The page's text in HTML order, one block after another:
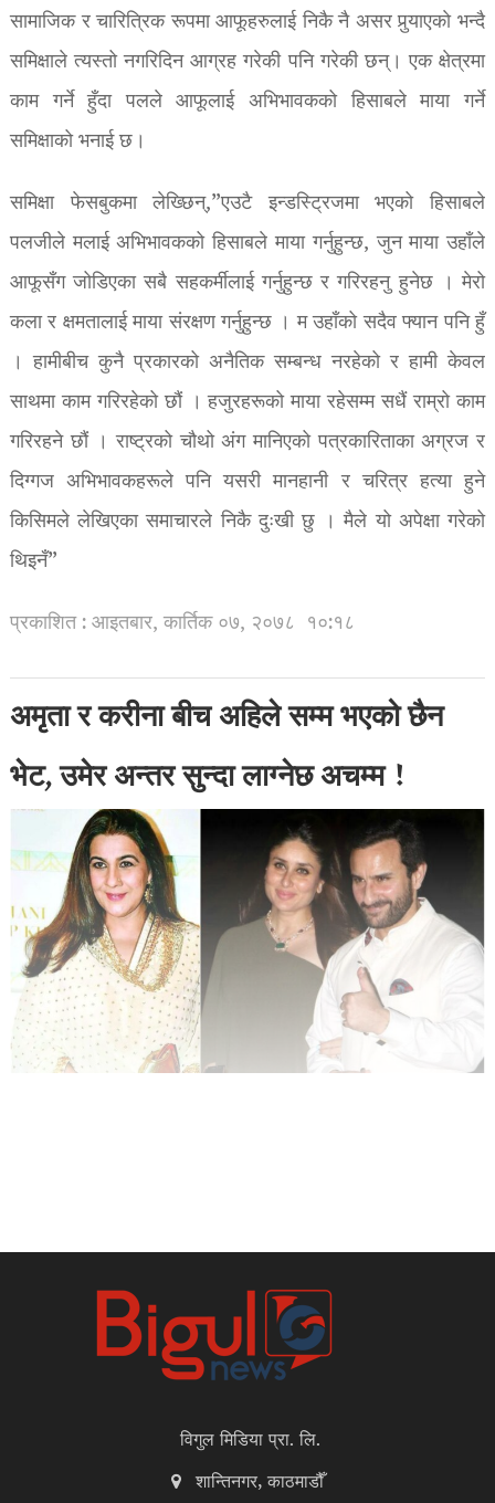
सामाजिक र चारित्रिक रूपमा आफूहरुलाई निकै नै असर पुर्‍याएकाे भन्दै
समिक्षाले त्यस्तो नगरिदिन आग्रह गरेकी पनि गरेकी छन्। एक क्षेत्रमा
काम गर्ने हुँदा पलले आफूलाई अभिभावकको हिसाबले माया गर्ने
समिक्षाको भनाई छ।
समिक्षा फेसबुकमा लेख्छिन्,”एउटै इन्डस्ट्रिजमा भएको हिसाबले
पलजीले मलाई अभिभावकको हिसाबले माया गर्नुहुन्छ, जुन माया उहाँले
आफूसँग जोडिएका सबै सहकर्मीलाई गर्नुहुन्छ र गरिरहनु हुनेछ । मेरो
कला र क्षमतालाई माया संरक्षण गर्नुहुन्छ । म उहाँको सदैव फ्यान पनि हुँ
। हामीबीच कुनै प्रकारको अनैतिक सम्बन्ध नरहेको र हामी केवल
साथमा काम गरिरहेको छौं । हजुरहरूको माया रहेसम्म सधैं राम्रो काम
गरिरहने छौं । राष्ट्रको चौथो अंग मानिएको पत्रकारिताका अग्रज र
दिग्गज अभिभावकहरूले पनि यसरी मानहानी र चरित्र हत्या हुने
किसिमले लेखिएका समाचारले निकै दुःखी छु । मैले यो अपेक्षा गरेको
थिइनँ”
प्रकाशित : आइतबार, कार्तिक ०७, २०७८ १०:१८
अमृता र करीना बीच अहिले सम्म भएको छैन
भेट, उमेर अन्तर सुन्दा लाग्नेछ अचम्म !
विगुल मिडिया प्रा. लि.
शान्तिनगर, काठमाडौँ